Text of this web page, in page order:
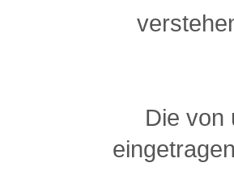
Die von